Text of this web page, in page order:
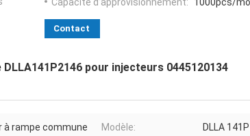
Capacité d'approvisionnement:
1000pcs/
Contact
pour injecteurs 0445120134
à rampe commune Modèle: DLLA